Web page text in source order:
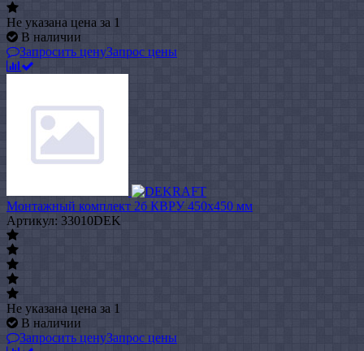
Не указана цена за 1
В наличии
Запросить ценуЗапрос цены
Монтажный комплект 2б КВРУ 450х450 мм
Артикул: 33010DEK
Не указана цена за 1
В наличии
Запросить ценуЗапрос цены